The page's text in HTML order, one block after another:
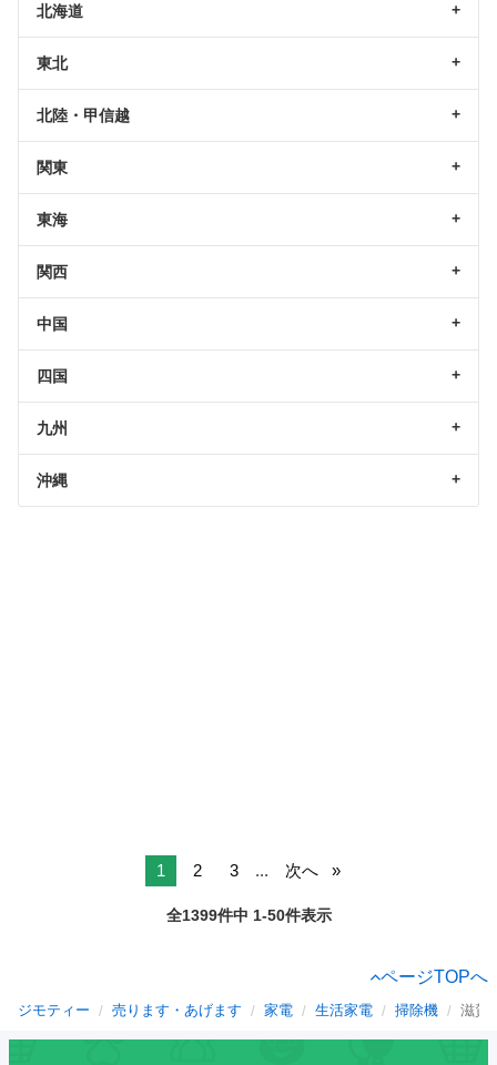
北海道
東北
北陸・甲信越
関東
東海
関西
中国
四国
九州
沖縄
1 2 3 ... 次へ
全1399件中 1-50件表示
ページTOPへ
ジモティー 売ります・あげます 家電 生活家電 掃除機 滋賀